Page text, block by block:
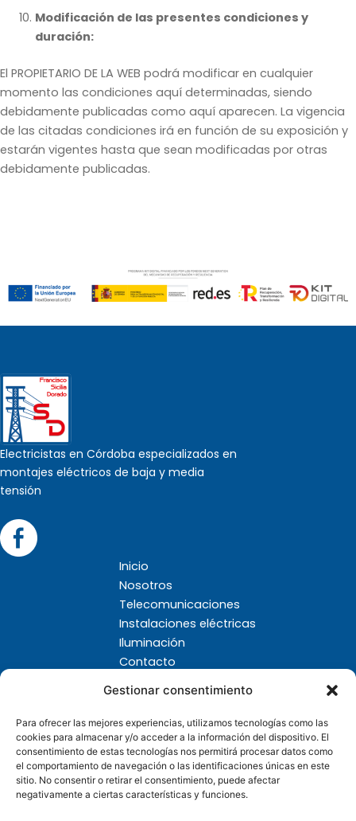
Gestionar consentimiento
Para ofrecer las mejores experiencias, utilizamos tecnologías como las
cookies para almacenar y/o acceder a la información del dispositivo. El
consentimiento de estas tecnologías nos permitirá procesar datos como
el comportamiento de navegación o las identificaciones únicas en este
sitio. No consentir o retirar el consentimiento, puede afectar
negativamente a ciertas características y funciones.
Modificación de las presentes condiciones y
duración:
El PROPIETARIO DE LA WEB podrá modificar en cualquier
momento las condiciones aquí determinadas, siendo
debidamente publicadas como aquí aparecen. La vigencia
de las citadas condiciones irá en función de su exposición y
estarán vigentes hasta que sean modificadas por otras
debidamente publicadas.
Electricistas en Córdoba especializados en
montajes eléctricos de baja y media
tensión
Inicio
Nosotros
Telecomunicaciones
Instalaciones eléctricas
Iluminación
Contacto
Aviso legal
Política de privacidad
Política de cookies
Avenida Virgen de Fátima, 29
14014 Córdoba
957 254 236
fsiciliasl@yahoo.es